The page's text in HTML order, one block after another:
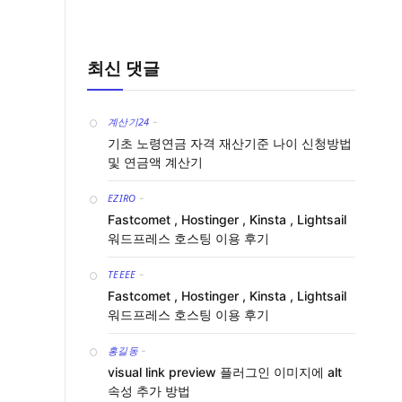
최신 댓글
계산기24 -
기초 노령연금 자격 재산기준 나이 신청방법
및 연금액 계산기
EZIRO -
Fastcomet , Hostinger , Kinsta , Lightsail
워드프레스 호스팅 이용 후기
TEEEE -
Fastcomet , Hostinger , Kinsta , Lightsail
워드프레스 호스팅 이용 후기
홍길동 -
visual link preview 플러그인 이미지에 alt
속성 추가 방법